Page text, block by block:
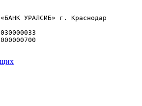
УРАЛСИБ» г. Краснодар